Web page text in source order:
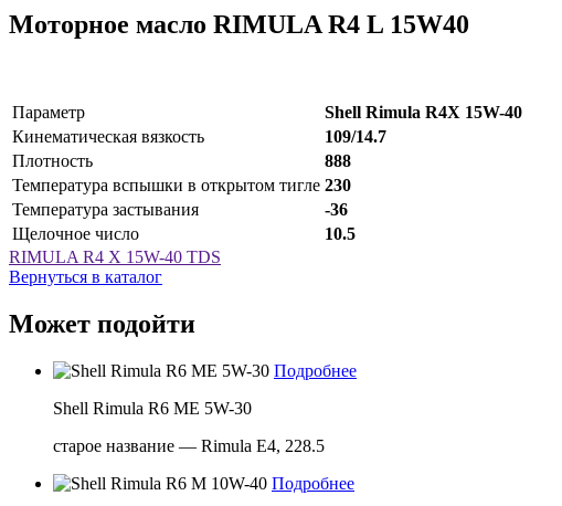
Моторное масло RIMULA R4 L 15W40
Параметр
Shell Rimula R4X 15W-40
Кинематическая вязкость
109/14.7
Плотность
888
Температура вспышки в открытом тигле 230
Температура застывания
-36
Щелочное число
10.5
RIMULA R4 X 15W-40 TDS
Вернуться в каталог
Может подойти
Подробнее
Shell Rimula R6 ME 5W-30
старое название — Rimula E4, 228.5
Подробнее